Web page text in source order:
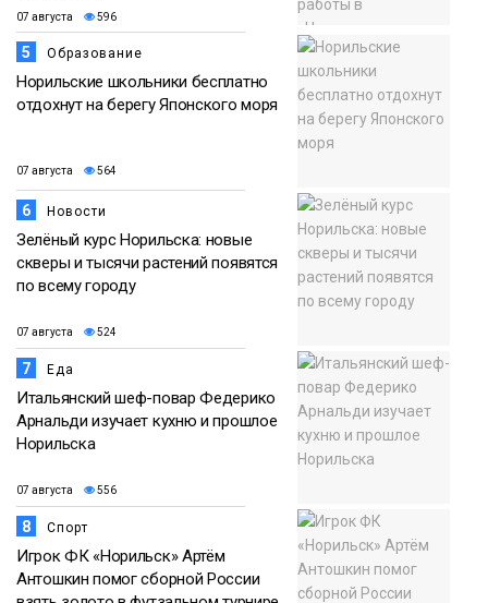
07 августа 596
5 Образование
Норильские школьники бесплатно
отдохнут на берегу Японского моря
07 августа 564
6 Новости
Зелёный курс Норильска: новые
скверы и тысячи растений появятся
по всему городу
07 августа 524
7 Еда
Итальянский шеф-повар Федерико
Арнальди изучает кухню и прошлое
Норильска
07 августа 556
8 Спорт
Игрок ФК «Норильск» Артём
Антошкин помог сборной России